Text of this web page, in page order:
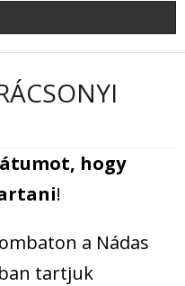
hogy
!
a Nádas
tartjuk